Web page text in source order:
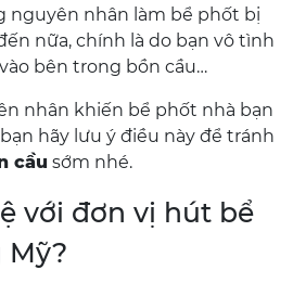
nguyên nhân làm bể phốt bị
nữa, chính là do bạn vô tình
bên trong bồn cầu…
nhân khiến bể phốt nhà bạn
hãy lưu ý điều này để tránh
cầu sớm nhé.
với đơn vị hút bể
Mỹ?